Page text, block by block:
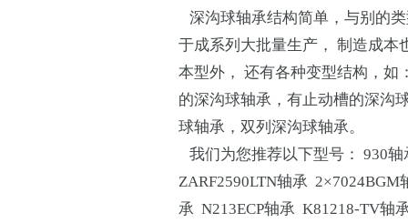
深沟球轴承结构简单，与别的
于成系列大批量生产， 制造成本
本型外， 还有各种变型结构，如
的深沟球轴承，有止动槽的深沟
球轴承，双列深沟球轴承。
我们为您推荐以下型号： 930
ZARF2590LTN轴承
承 N213ECP轴承 K81218-TV轴